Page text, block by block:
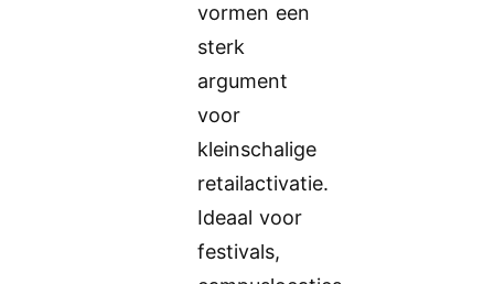
vormen een
sterk
argument
voor
kleinschalige
retailactivatie.
Ideaal voor
festivals,